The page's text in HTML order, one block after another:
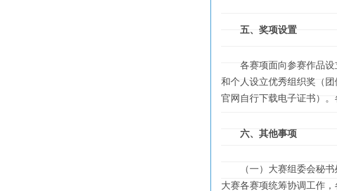
五、奖项设置
各赛项面向参赛作品设
和个人设立优秀组织奖（
官网自行下载电子证书）
六、其他事项
（一）大赛组委会秘书
大赛各赛项统筹协调工作